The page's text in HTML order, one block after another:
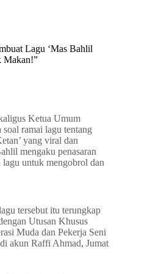
Lagu ‘Mas Bahlil
Makan!”
Ketua Umum
ramai lagu tentang
yang viral dan
mengaku penasaran
untuk mengobrol dan
tersebut itu terungkap
Utusan Khusus
Muda dan Pekerja Seni
akun Raffi Ahmad, Jumat